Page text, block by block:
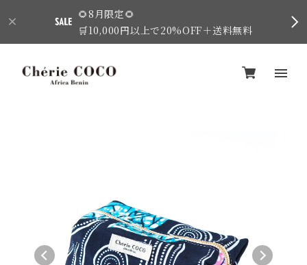
🌻8月限定🌻
🛒10,000円以上で20%OFF＋送料無料